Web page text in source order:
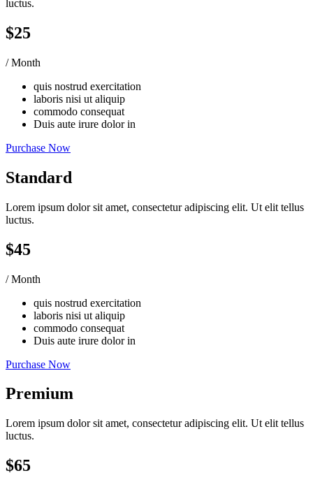
luctus.
$25
/ Month
quis nostrud exercitation
laboris nisi ut aliquip
commodo consequat
Duis aute irure dolor in
Purchase Now
Standard
Lorem ipsum dolor sit amet, consectetur adipiscing elit. Ut elit tellus
luctus.
$45
/ Month
quis nostrud exercitation
laboris nisi ut aliquip
commodo consequat
Duis aute irure dolor in
Purchase Now
Premium
Lorem ipsum dolor sit amet, consectetur adipiscing elit. Ut elit tellus
luctus.
$65